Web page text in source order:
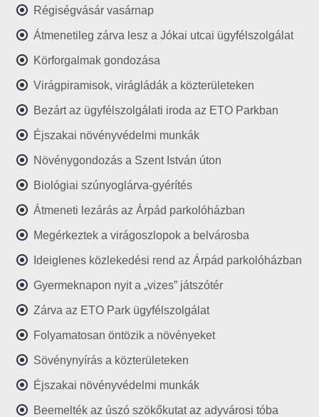
Régiségvásár vasárnap
Átmenetileg zárva lesz a Jókai utcai ügyfélszolgálat
Körforgalmak gondozása
Virágpiramisok, virágládák a közterületeken
Bezárt az ügyfélszolgálati iroda az ETO Parkban
Éjszakai növényvédelmi munkák
Növénygondozás a Szent István úton
Biológiai szúnyoglárva-gyérítés
Átmeneti lezárás az Árpád parkolóházban
Megérkeztek a virágoszlopok a belvárosba
Ideiglenes közlekedési rend az Árpád parkolóházban
Gyermeknapon nyit a „vizes” játszótér
Zárva az ETO Park ügyfélszolgálat
Folyamatosan öntözik a növényeket
Sövénynyírás a közterületeken
Éjszakai növényvédelmi munkák
Beemelték az úszó szökőkutat az adyvárosi tóba